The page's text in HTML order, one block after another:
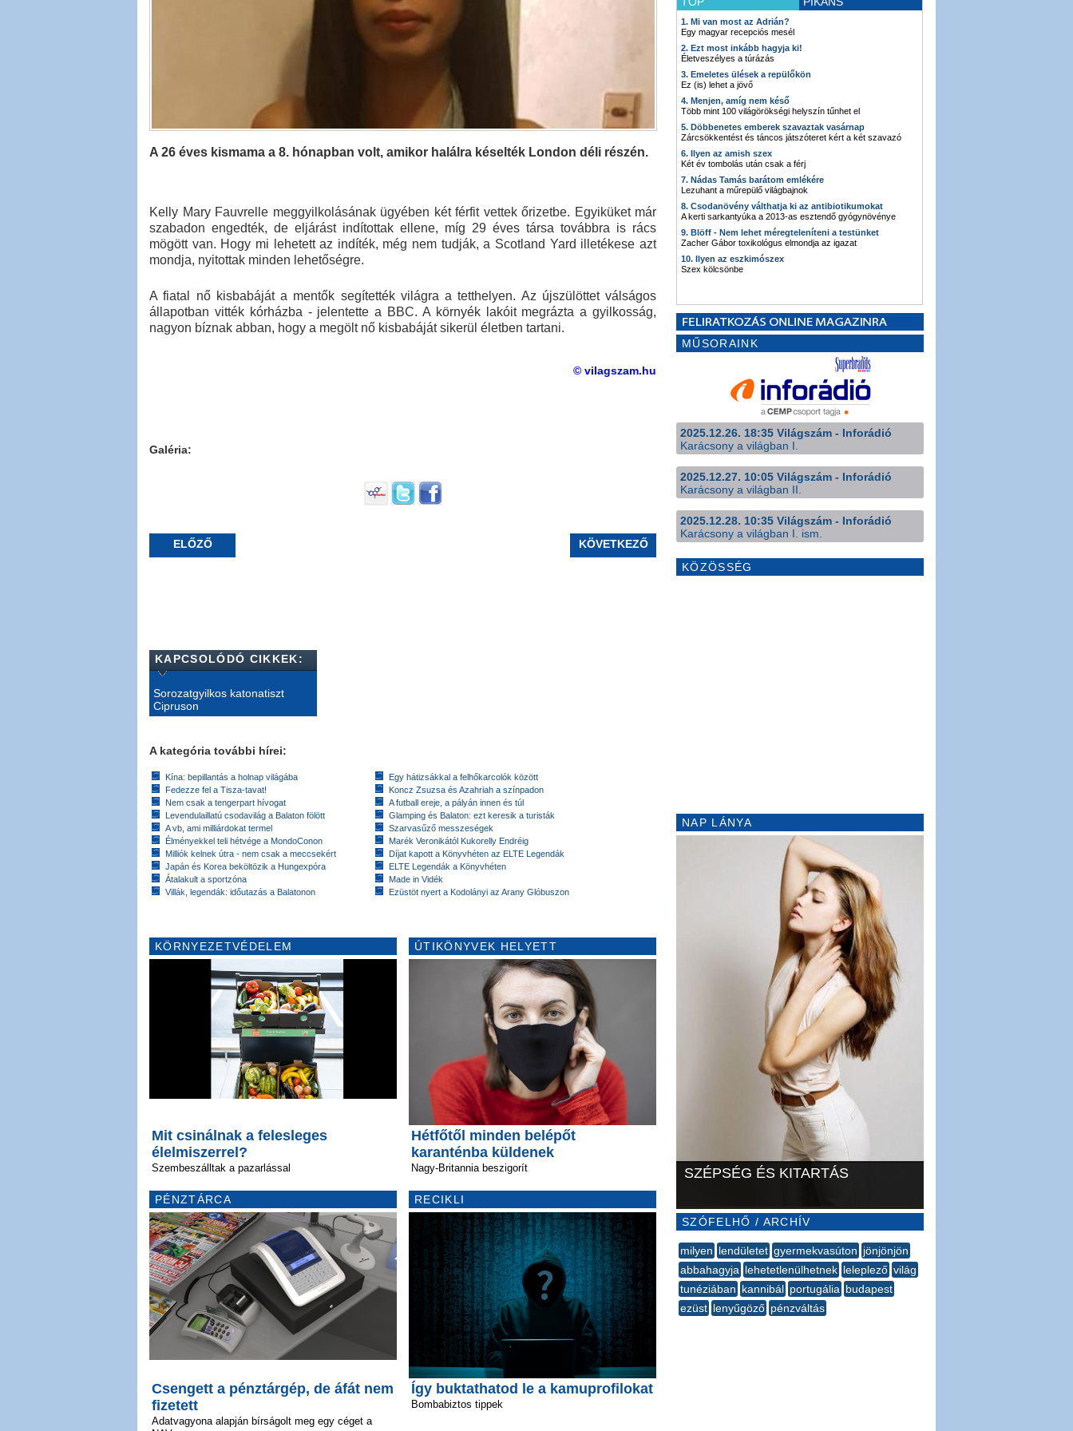
A 26 éves kismama a 8. hónapban volt, amikor halálra késelték London déli részén.
Kelly Mary Fauvrelle meggyilkolásának ügyében két férfit vettek őrizetbe. Egyiküket már
szabadon engedték, de eljárást indítottak ellene, míg 29 éves társa továbbra is rács
mögött van. Hogy mi lehetett az indíték, még nem tudják, a Scotland Yard illetékese azt
mondja, nyitottak minden lehetőségre.
A fiatal nő kisbabáját a mentők segítették világra a tetthelyen. Az újszülöttet válságos
állapotban vitték kórházba - jelentette a BBC. A környék lakóit megrázta a gyilkosság,
nagyon bíznak abban, hogy a megölt nő kisbabáját sikerül életben tartani.
© vilagszam.hu
Galéria:
ELŐZŐ KÖVETKEZŐ
KAPCSOLÓDÓ CIKKEK:
Sorozatgyilkos katonatiszt
Cipruson
A kategória további hírei:
Kína: bepillantás a holnap világába
Fedezze fel a Tisza-tavat!
Nem csak a tengerpart hívogat
Levendulaillatú csodavilág a Balaton fölött
A vb, ami milliárdokat termel
Élményekkel teli hétvége a MondoConon
Milliók kelnek útra - nem csak a meccsekért
Japán és Korea beköltözik a Hungexpóra
Átalakult a sportzóna
Villák, legendák: időutazás a Balatonon
Egy hátizsákkal a felhőkarcolók között
Koncz Zsuzsa és Azahriah a színpadon
A futball ereje, a pályán innen és túl
Glamping és Balaton: ezt keresik a turisták
Szarvasűző messzeségek
Marék Veronikától Kukorelly Endréig
Díjat kapott a Könyvhéten az ELTE Legendák
ELTE Legendák a Könyvhéten
Made in Vidék
Ezüstöt nyert a Kodolányi az Arany Glóbuszon
KÖRNYEZETVÉDELEM
Mit csinálnak a felesleges
élelmiszerrel?
Szembeszálltak a pazarlással
PÉNZTÁRCA
Csengett a pénztárgép, de áfát nem
fizetett
Adatvagyona alapján bírságolt meg egy céget a
ÚTIKÖNYVEK HELYETT
Hétfőtől minden belépőt
karanténba küldenek
Nagy-Britannia beszigorít
RECIKLI
Így buktathatod le a kamuprofilokat
Bombabiztos tippek
1. Mi van most az Adrián?
Egy magyar recepciós mesél
2. Ezt most inkább hagyja ki!
Életveszélyes a túrázás
3. Emeletes ülések a repülőkön
Ez (is) lehet a jövő
4. Menjen, amíg nem késő
Több mint 100 világörökségi helyszín tűnhet el
5. Döbbenetes emberek szavaztak vasárnap
Zárcsökkentést és táncos játszóteret kért a két szavazó
6. Ilyen az amish szex
Két év tombolás után csak a férj
7. Nádas Tamás barátom emlékére
Lezuhant a műrepülő világbajnok
8. Csodanövény válthatja ki az antibiotikumokat
A kerti sarkantyúka a 2013-as esztendő gyógynövénye
9. Blöff - Nem lehet méregteleníteni a testünket
Zacher Gábor toxikológus elmondja az igazat
10. Ilyen az eszkimószex
Szex kölcsönbe
MŰSORAINK
2025.12.26. 18:35 Világszám - Inforádió
Karácsony a világban I.
2025.12.27. 10:05 Világszám - Inforádió
Karácsony a világban II.
2025.12.28. 10:35 Világszám - Inforádió
Karácsony a világban I. ism.
KÖZÖSSÉG
NAP LÁNYA
SZÉPSÉG ÉS KITARTÁS
SZÓFELHŐ / ARCHÍV
milyen lendületet gyermekvasúton jönjönjön
abbahagyja lehetetlenülhetnek leleplező világ
tunéziában kannibál portugália budapest
ezüst lenyűgöző pénzváltás